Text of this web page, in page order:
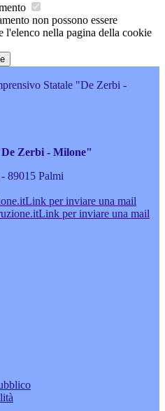
non possono essere
l'elenco nella pagina della cookie
Statale "De Zerbi -
Zerbi - Milone"
89015 Palmi
Link per inviare una mail
Link per inviare una mail